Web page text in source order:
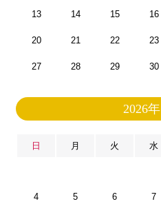
13 14 15 16
20 21 22 23
27 28 29 30
2026
日 月 火 水
4 5 6 7